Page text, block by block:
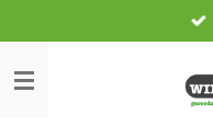
direct
naar
de